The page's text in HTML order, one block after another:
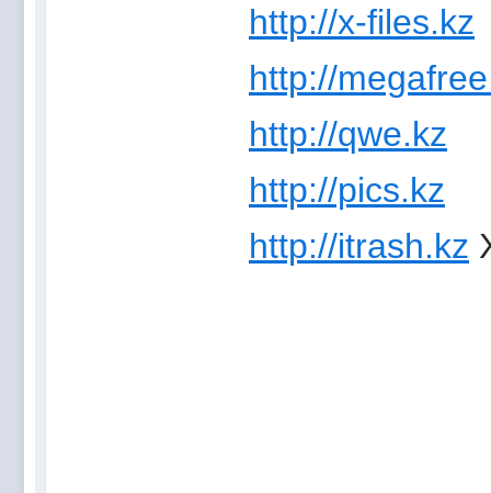
http://x-files.kz
http://
http://qwe.kz
http://pics.kz
http://itrash.kz